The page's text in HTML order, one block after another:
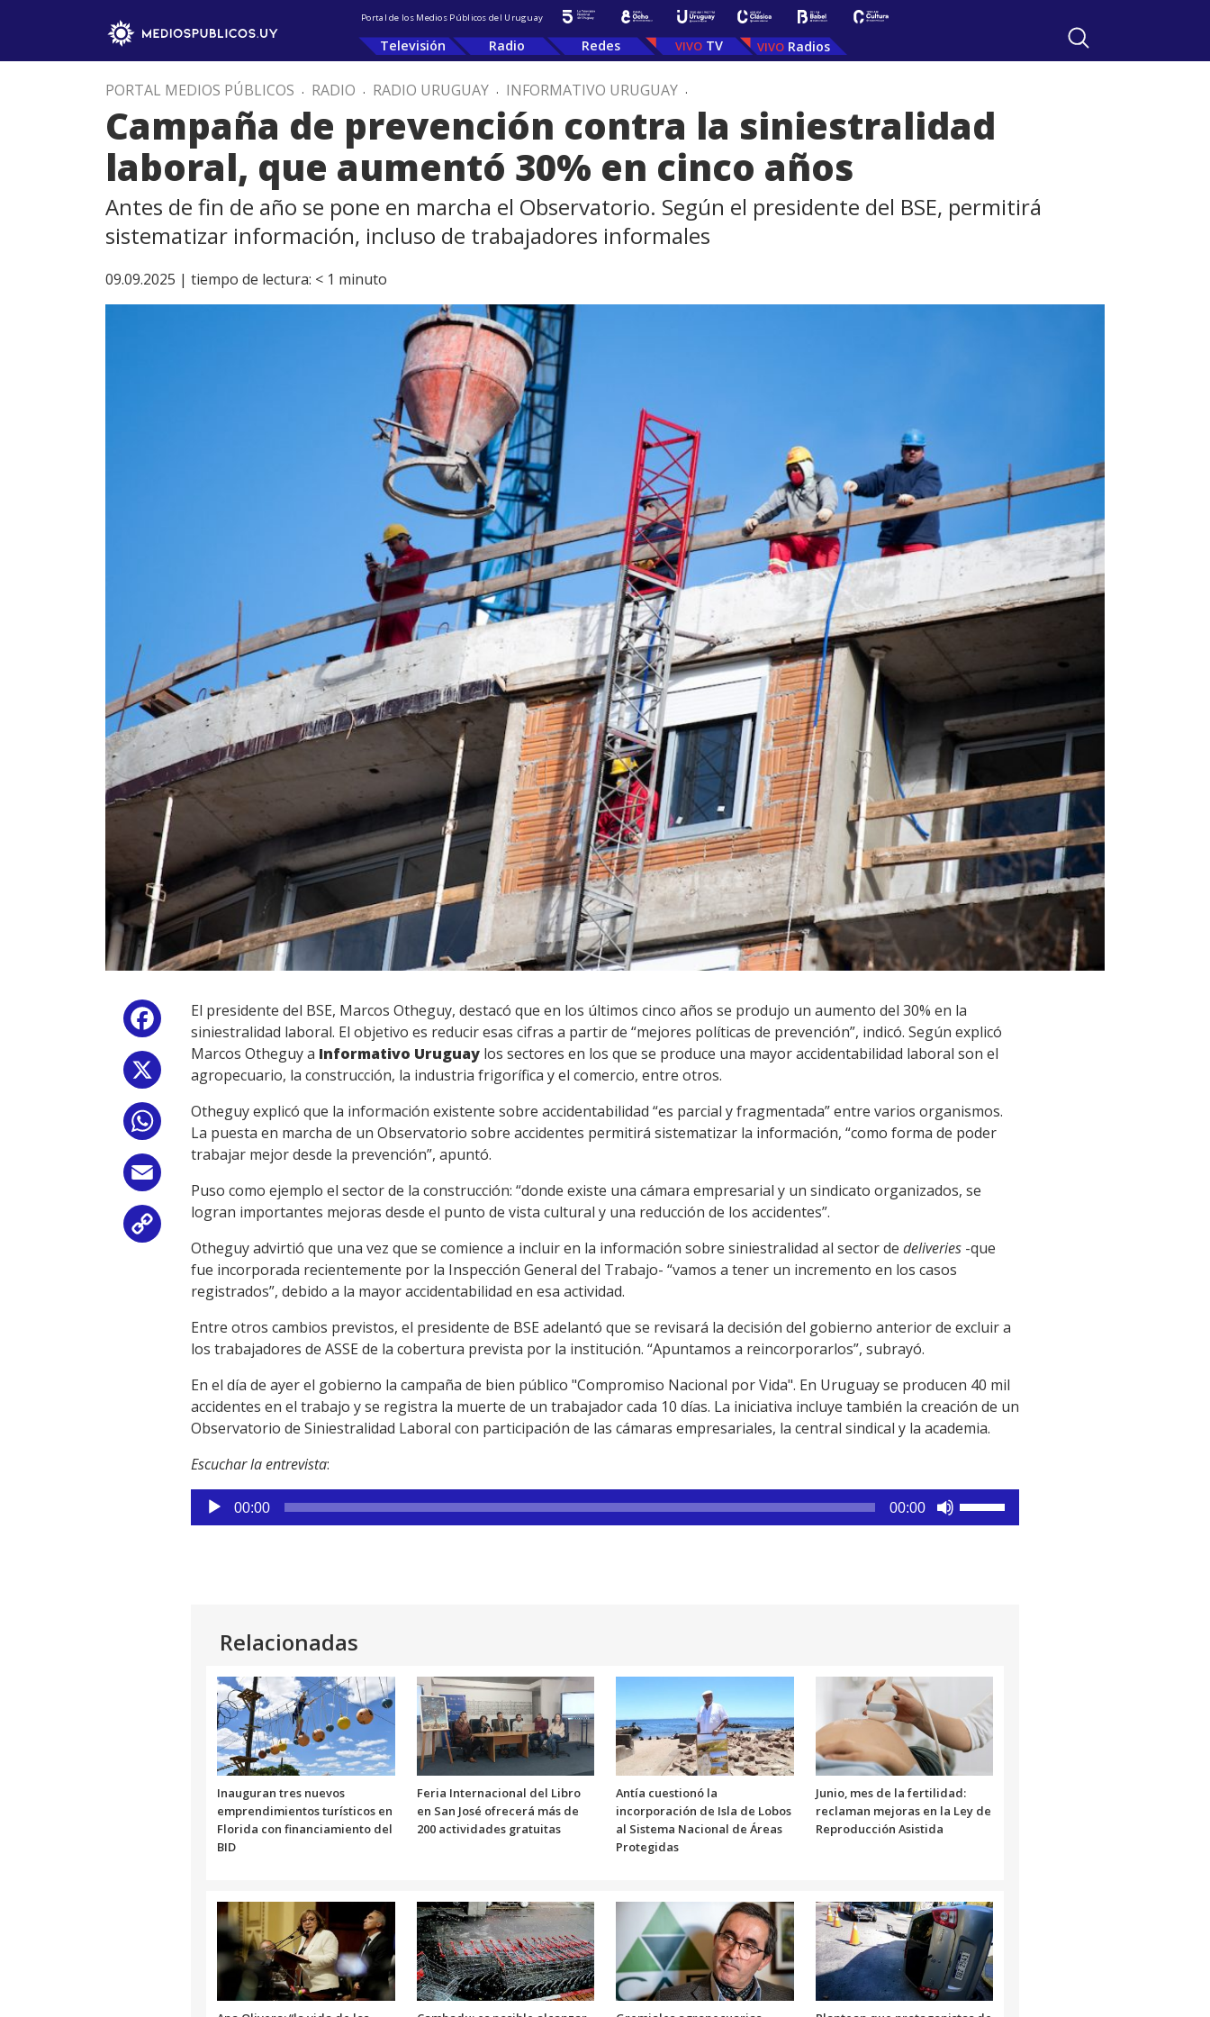
Portal de los Medios Públicos del Uruguay
Televisión Radio Redes TV Radios
PORTAL MEDIOS PÚBLICOS . RADIO . RADIO URUGUAY . INFORMATIVO URUGUAY .
Campaña de prevención contra la siniestralidad
laboral, que aumentó 30% en cinco años
Antes de fin de año se pone en marcha el Observatorio. Según el presidente del BSE, permitirá
sistematizar información, incluso de trabajadores informales
09.09.2025 | tiempo de lectura: < 1 minuto
Facebook
WhatsApp
Link
El presidente del BSE, Marcos Otheguy, destacó que en los últimos cinco años se produjo un aumento del 30% en la
siniestralidad laboral. El objetivo es reducir esas cifras a partir de “mejores políticas de prevención”, indicó. Según explicó
Marcos Otheguy a Informativo Uruguay los sectores en los que se produce una mayor accidentabilidad laboral son el
agropecuario, la construcción, la industria frigorífica y el comercio, entre otros.
Otheguy explicó que la información existente sobre accidentabilidad “es parcial y fragmentada” entre varios organismos.
La puesta en marcha de un Observatorio sobre accidentes permitirá sistematizar la información, “como forma de poder
trabajar mejor desde la prevención”, apuntó.
Puso como ejemplo el sector de la construcción: “donde existe una cámara empresarial y un sindicato organizados, se
logran importantes mejoras desde el punto de vista cultural y una reducción de los accidentes”.
Otheguy advirtió que una vez que se comience a incluir en la información sobre siniestralidad al sector de deliveries -que
fue incorporada recientemente por la Inspección General del Trabajo- “vamos a tener un incremento en los casos
registrados”, debido a la mayor accidentabilidad en esa actividad.
Entre otros cambios previstos, el presidente de BSE adelantó que se revisará la decisión del gobierno anterior de excluir a
los trabajadores de ASSE de la cobertura prevista por la institución. “Apuntamos a reincorporarlos”, subrayó.
En el día de ayer el gobierno la campaña de bien público "Compromiso Nacional por Vida". En Uruguay se producen 40 mil
accidentes en el trabajo y se registra la muerte de un trabajador cada 10 días. La iniciativa incluye también la creación de un
Observatorio de Siniestralidad Laboral con participación de las cámaras empresariales, la central sindical y la academia.
Escuchar la entrevista:
Reproductor
de
00:00 00:00
disminuir
el
volumen.
Relacionadas
Inauguran tres nuevos
emprendimientos turísticos en
Florida con financiamiento del
BID
Feria Internacional del Libro
en San José ofrecerá más de
200 actividades gratuitas
Antía cuestionó la
incorporación de Isla de Lobos
al Sistema Nacional de Áreas
Protegidas
Junio, mes de la fertilidad:
reclaman mejoras en la Ley de
Reproducción Asistida